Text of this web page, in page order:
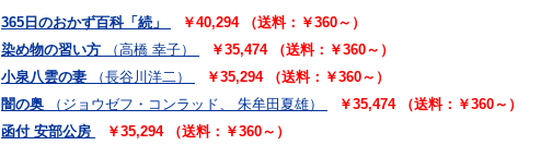
365日のおかず百科「続」
￥40,294 （送料：￥360～）
染め物の習い方
（高橋 幸子）
￥35,474 （送料：￥360～）
小泉八雲の妻
（長谷川洋二）
￥35,294 （送料：￥360～）
闇の奥
（ジョウゼフ・コンラッド、 朱牟田夏雄）
￥35,474 （送料：￥360～）
函付 安部公房
￥35,294 （送料：￥360～）